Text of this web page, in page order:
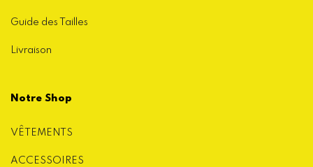
Guide des Tailles
Livraison
Notre Shop
VÊTEMENTS
ACCESSOIRES